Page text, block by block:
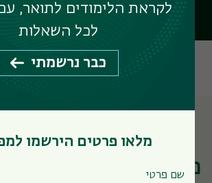
איך מתקבלים
מה לומדים אצלנו?
לקראת הלימודים לתואר,
לכל השאלות
כבר נרשמתי
מלאו פרטים הירשמו